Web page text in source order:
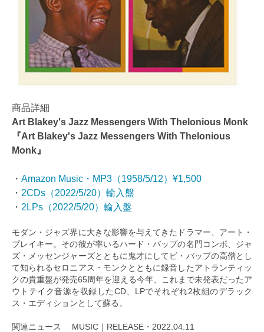
商品詳細
Art Blakey's Jazz Messengers With Thelonious Monk
『Art Blakey's Jazz Messengers With Thelonious
Monk』
・ Amazon Music・MP3（1958/5/12）¥1,500
・ 2CDs（2022/5/20）輸入盤
・ 2LPs（2022/5/20）輸入盤
モダン・ジャズ界に大きな影響を与えてきたドラマー、アート・
ブレイキー。その彼が率いるハード・バップの名門コンボ、ジャ
ズ・メッセンジャーズとともに⿁才にしてビ・バップの高僧とし
て知られるセロニアス・モンクとともに録音したアトランティッ
クの貴重盤が発売65周年を迎える今年、これまで未発表だったア
ウトテイク音源を収録したCD、LPでそれぞれ2枚組のデラック
ス・エディションとして蘇る。
関連ニュース MUSIC｜RELEASE・2022.04.11